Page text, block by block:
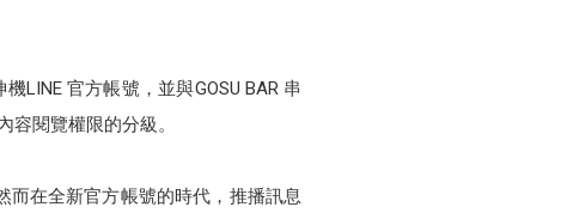
LINE 官方帳號，並與GOSU BAR 串
閱覽權限的分級。
在全新官方帳號的時代，推播訊息